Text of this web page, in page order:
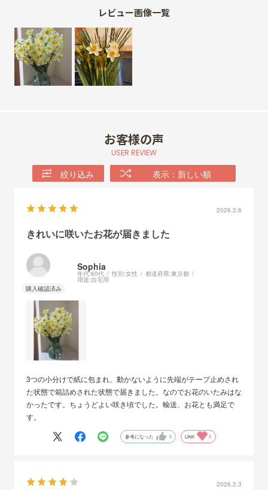
レビュー画像一覧
お客様の声
USER REVIEW
絞り込み 表示：新しい順
2026.2.6
きれいに咲いたお花が届きました
Sophia
年代:60代 性別:女性 都道府県:東京都
用途:自宅用
3つの小分けで紙に包まれ、動かないように先端がテープ止めされ
た状態で箱詰めされた状態で届きました。なのでお花のいたみはな
かったです。ちょうどよい咲き頃でした。輸送、お花とも満足で
す。
参考になった 0 Like! 0
2026.2.3